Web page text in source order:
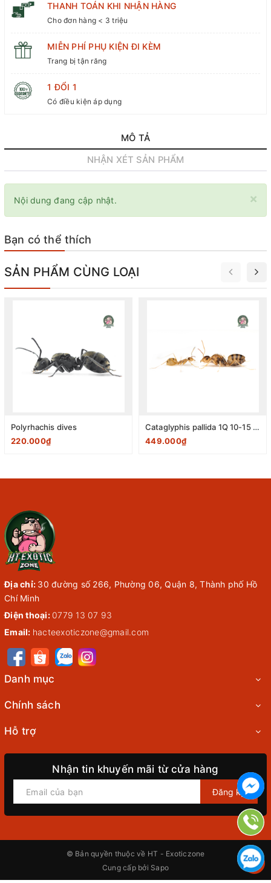
THANH TOÁN KHI NHẬN HÀNG
Cho đơn hàng < 3 triệu
MIỄN PHÍ PHỤ KIỆN ĐI KÈM
Trang bị tận răng
1 ĐỔI 1
Có điều kiện áp dụng
MÔ TẢ
NHẬN XÉT SẢN PHẨM
×
Nội dung đang cập nhật.
Bạn có thể thích
SẢN PHẨM CÙNG LOẠI
Polyrhachis dives
220.000₫
Cataglyphis pallida 1Q 10-15 W
449.000₫
Địa chỉ: 30 đường số 266, Phường 06, Quận 8, Thành phố Hồ
Chí Minh
Điện thoại: 0779 13 07 93
Email: hacteexoticzone@gmail.com
Danh mục
Chính sách
Hỗ trợ
Nhận tin khuyến mãi từ cửa hàng
Đăng ký
© Bản quyền thuộc về HT - Exoticzone
Cung cấp bởi Sapo